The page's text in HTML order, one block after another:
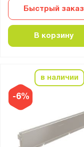
Быстрый заказ
В корзину
-6%
в наличии